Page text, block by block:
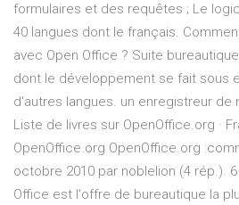
formulaires et des requêtes ; Le
40 langues dont le français.
avec Open Office ? Suite
dont le développement se fait sous
d'autres langues. un enregistreur de
Liste de livres sur OpenOffice.org ·
OpenOffice.org OpenOffice.org
octobre 2010 par noblelion (4 rép.).
Office est l'offre de bureautique la